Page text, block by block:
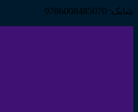
شابک: 9786008485070